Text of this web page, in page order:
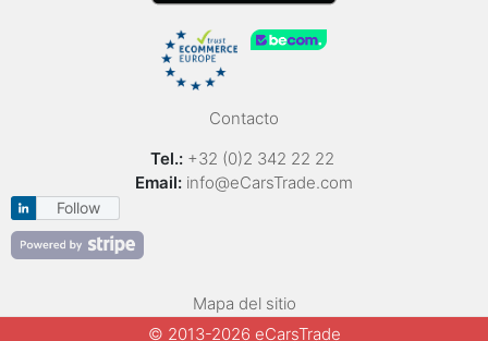
Contacto
Tel.: +32 (0)2 342 22 22
Email: info@eCarsTrade.com
Follow
Mapa del sitio
© 2013-2026 eCarsTrade